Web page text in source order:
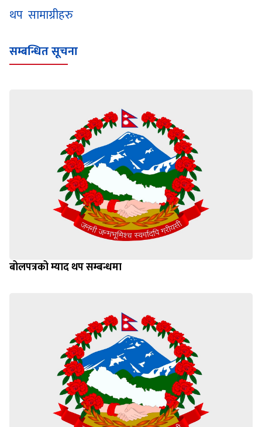
थप सामाग्रीहरु
सम्बन्धित सूचना
बोलपत्रको म्याद थप सम्बन्धमा